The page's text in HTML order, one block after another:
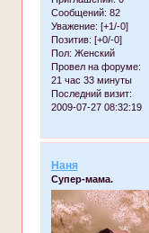
Сообщений: 82
Уважение: [+1/-0]
Позитив: [+0/-0]
Пол: Женский
Провел на форуме:
21 час 33 минуты
Последний визит:
2009-07-27 08:32:19
Наня
Супер-мама.